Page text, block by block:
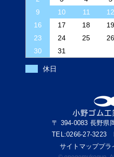
9
10 11 12
16
17 18 19
23
24 25 26
30
31
休日
〒 394-0083 長野県
TEL:0266-27-3223
サイトマッププラ